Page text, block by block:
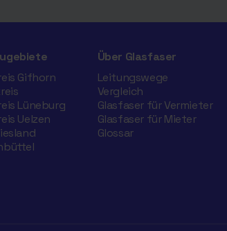
Gifhorn
Lüneburg
Uelzen
Über Glasfaser
Leitungswege
Vergleich
Glasfaser für Vermieter
Glasfaser für Mieter
Glossar